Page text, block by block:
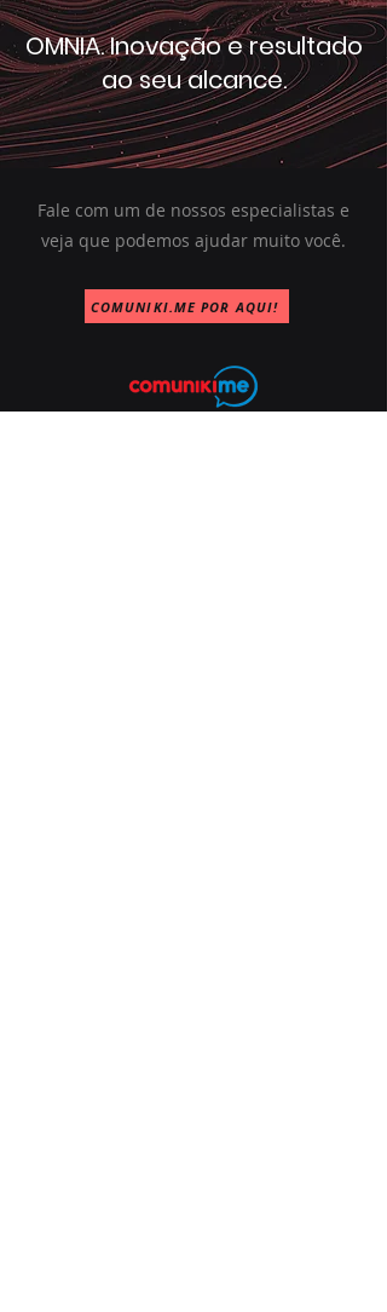
OMNIA. Inovação e resultado
ao seu alcance.
Fale com um de nossos especialistas e
veja que podemos ajudar muito você.
COMUNIKI.ME POR AQUI!